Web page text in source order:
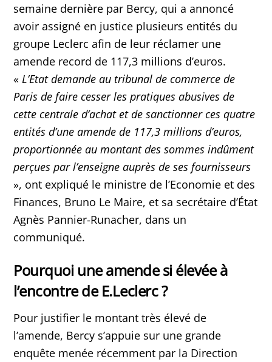
semaine dernière par Bercy, qui a annoncé
avoir assigné en justice plusieurs entités du
groupe Leclerc afin de leur réclamer une
amende record de 117,3 millions d’euros.
«L’Etat demande au tribunal de commerce de
Paris de faire cesser les pratiques abusives de
cette centrale d’achat et de sanctionner ces quatre
entités d’une amende de 117,3 millions d’euros,
proportionnée au montant des sommes indûment
perçues par l’enseigne auprès de ses fournisseurs
», ont expliqué le ministre de l’Economie et des
Finances, Bruno Le Maire, et sa secrétaire d’État
Agnès Pannier-Runacher, dans un
communiqué.
Pourquoi une amende si élevée à
l’encontre de E.Leclerc ?
Pour justifier le montant très élevé de
l’amende, Bercy s’appuie sur une grande
enquête menée récemment par la Direction